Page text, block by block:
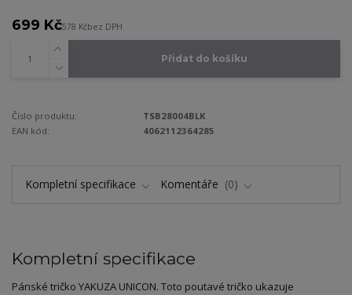
699 Kč578 Kčbez DPH
Přidat do košíku
Číslo produktu:
TSB28004BLK
EAN kód:
4062112364285
Kompletní specifikace Komentáře 0
Kompletní specifikace
Pánské tričko YAKUZA UNICON. Toto poutavé tričko ukazuje